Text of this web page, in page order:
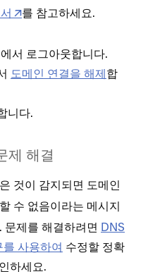
를 참고하세요.
서 로그아웃합니다.
도메인 연결을 해제합
니다.
제 해결
것이 감지되면 도메인
수 없음이라는 메시지
문제를 해결하려면 DNS
사용하여 수정할 정확
하세요.